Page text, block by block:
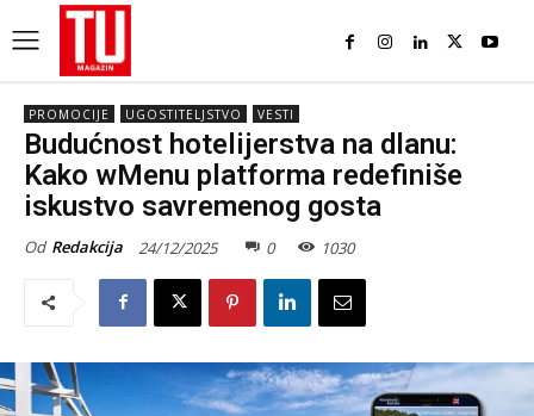
PROMOCIJE UGOSTITELJSTVO VESTI
Budućnost hotelijerstva na dlanu:
Kako wMenu platforma redefiniše
iskustvo savremenog gosta
Od Redakcija 24/12/2025 0 1030